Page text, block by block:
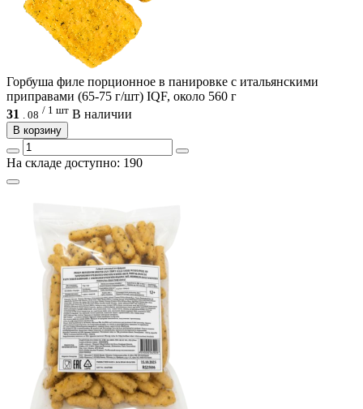
Горбуша филе порционное в панировке с итальянскими
приправами (65-75 г/шт) IQF, около 560 г
31
08 / 1 шт В наличии
В корзину
На складе доступно: 190